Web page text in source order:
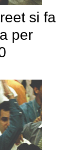
si fa
per